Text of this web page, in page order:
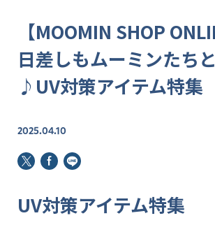
【MOOMIN SHOP
日差しもムーミンたち
♪UV対策アイテム特集
2025.04.10
UV対策アイテム特集